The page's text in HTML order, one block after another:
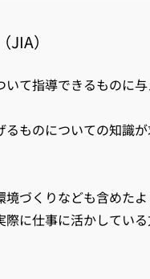
）
て指導できるものに
ものについての知識
境づくりなども含めた
際に仕事に活かしてい